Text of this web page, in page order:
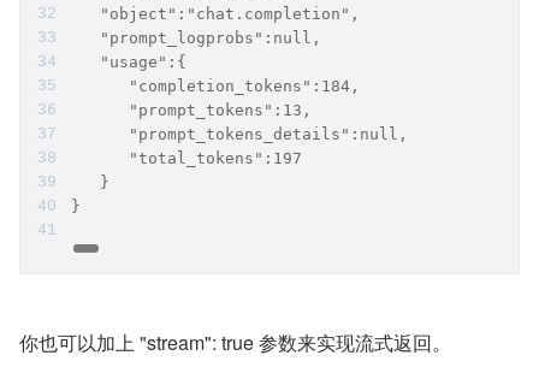
   "object":"chat.completion",
   "prompt_logprobs":null,
   "usage":{
      "completion_tokens":184,
      "prompt_tokens":13,
      "prompt_tokens_details":null,
      "total_tokens":197
   }
}
你也可以加上 "stream": true 参数来实现流式返回。